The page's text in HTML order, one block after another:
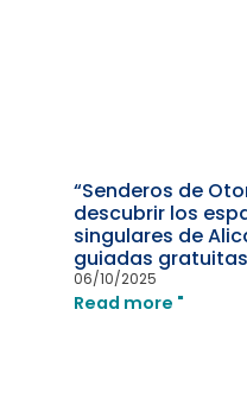
“Senderos de
descubrir los
singulares de
guiadas gratuitas
06/10/2025
Read more "